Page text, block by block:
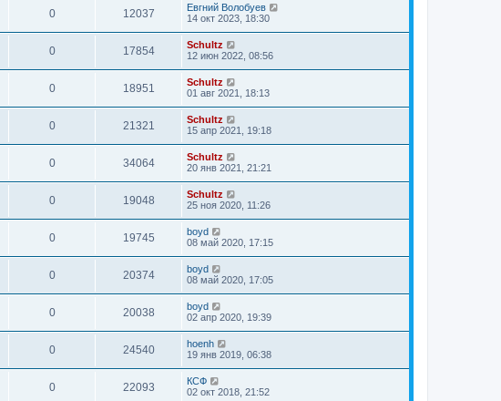
0 12037
Евгний Волобуев
14 окт 2023, 18:30
0 17854
Schultz
12 июн 2022, 08:56
0 18951
Schultz
01 авг 2021, 18:13
0 21321
Schultz
15 апр 2021, 19:18
0 34064
Schultz
20 янв 2021, 21:21
0 19048
Schultz
25 ноя 2020, 11:26
0 19745
boyd
08 май 2020, 17:15
0 20374
boyd
08 май 2020, 17:05
0 20038
boyd
02 апр 2020, 19:39
0 24540
hoenh
19 янв 2019, 06:38
0 22093
КСФ
02 окт 2018, 21:52